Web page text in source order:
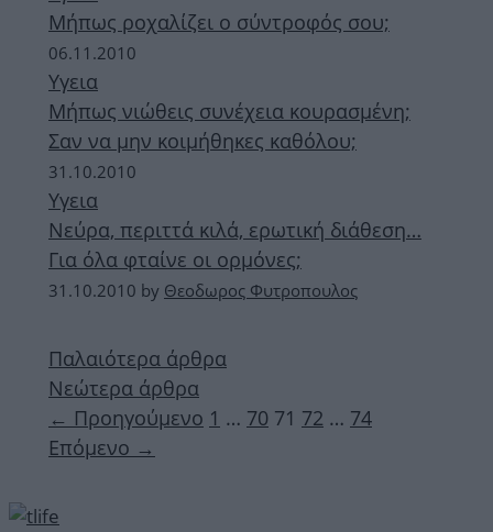
Μήπως ροχαλίζει ο σύντροφός σου;
06.11.2010
Υγεια
Μήπως νιώθεις συνέχεια κουρασμένη;
Σαν να μην κοιμήθηκες καθόλου;
31.10.2010
Υγεια
Νεύρα, περιττά κιλά, ερωτική διάθεση…
Για όλα φταίνε οι ορμόνες;
31.10.2010 by Θεοδωρος Φυτροπουλος
Παλαιότερα άρθρα
Νεώτερα άρθρα
← Προηγούμενο Σελίδα
1 … Σελίδα
70 Σελίδα
71 Σελίδα
72 … Σελίδα
74
Επόμενο →